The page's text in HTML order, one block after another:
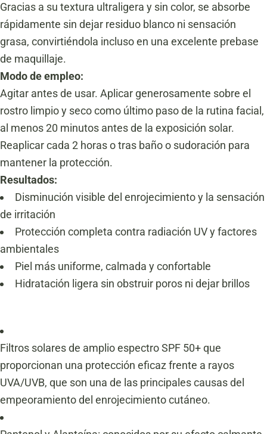
Gracias a su textura ultraligera y sin color, se absorbe
rápidamente sin dejar residuo blanco ni sensación
grasa, convirtiéndola incluso en una excelente prebase
de maquillaje.
Modo de empleo:
Agitar antes de usar. Aplicar generosamente sobre el
rostro limpio y seco como último paso de la rutina facial,
al menos 20 minutos antes de la exposición solar.
Reaplicar cada 2 horas o tras baño o sudoración para
mantener la protección.
Resultados:
Disminución visible del enrojecimiento y la sensación
de irritación
Protección completa contra radiación UV y factores
ambientales
Piel más uniforme, calmada y confortable
Hidratación ligera sin obstruir poros ni dejar brillos
Filtros solares de amplio espectro SPF 50+ que
proporcionan una protección eficaz frente a rayos
UVA/UVB, que son una de las principales causas del
empeoramiento del enrojecimiento cutáneo.